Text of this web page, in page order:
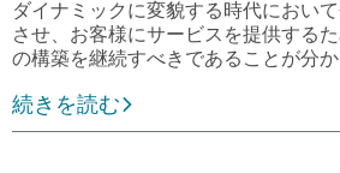
ダイナミックに変貌する時代におい
させ、お客様にサービスを提供する
の構築を継続すべきであることが分か
続きを読む